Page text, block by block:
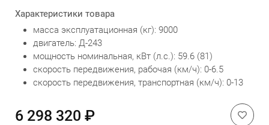
Характеристики товара
масса эксплуатационная (кг): 9000
двигатель: Д-243
мощность номинальная, кВт (л.с.): 59.6 (81)
скорость передвижения, рабочая (км/ч): 0-6.5
скорость передвижения, транспортная (км/ч): 0-13
6 298 320 ₽